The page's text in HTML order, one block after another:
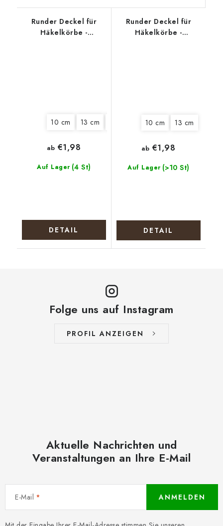
Runder Deckel für
Häkelkörbe -
10 cm 13 cm 18 cm 20 cm
Auf Lager (4 St)
ab €1,98
DETAIL
Runder Deckel für
Häkelkörbe -
10 cm 13 cm
Auf Lager (>10 St)
ab €1,98
DETAIL
Folge uns auf Instagram
PROFIL ANZEIGEN
Aktuelle Nachrichten und
Veranstaltungen an Ihre E-Mail
E-Mail ANMELDEN